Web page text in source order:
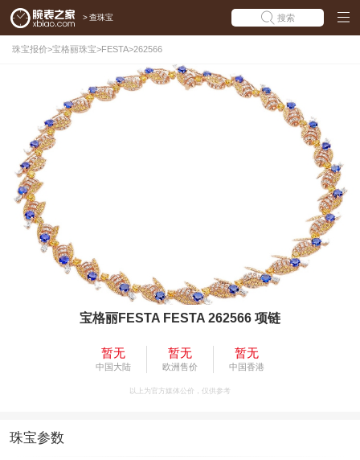
> 查珠宝 搜索
珠宝报价>宝格丽珠宝>FESTA>262566
宝格丽FESTA FESTA 262566 项链
暂无
中国大陆
暂无
欧洲售价
暂无
中国香港
以上为官方媒体公价，仅供参考
珠宝参数